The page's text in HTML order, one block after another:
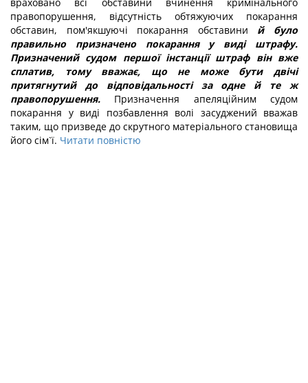
правопорушення, відсутність обтяжуючих покарання
обставин, пом'якшуючі покарання обставини й було
правильно призначено покарання у виді штрафу.
Призначений судом першої інстанції штраф він вже
сплатив, тому вважає, що не може бути двічі
притягнутий до відповідальності за одне й те ж
правопорушення. Призначення апеляційним судом
покарання у виді позбавлення волі засуджений вважав
таким, що призведе до скрутного матеріального становища
його сім`ї. Читати повністю